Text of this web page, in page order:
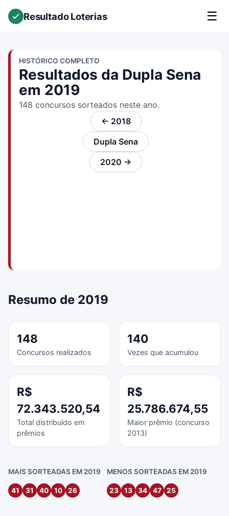
Resultado Loterias ☰
HISTÓRICO COMPLETO
Resultados da Dupla Sena
em 2019
148 concursos sorteados neste ano.
← 2018
Dupla Sena
2020 →
Resumo de 2019
148
Concursos realizados
140
Vezes que acumulou
R$
72.343.520,54
Total distribuído em
prêmios
R$
25.786.674,55
Maior prêmio (concurso
2013)
MAIS SORTEADAS EM 2019
41 31 40 10 26
MENOS SORTEADAS EM 2019
23 13 34 47 25